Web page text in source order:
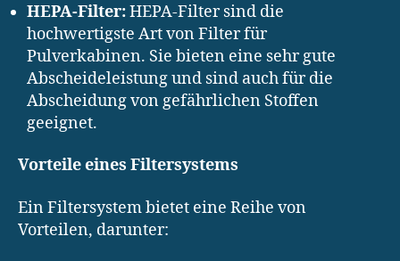
HEPA-Filter:HEPA-Filter sind die
hochwertigste Art von Filter für
Pulverkabinen. Sie bieten eine sehr gute
Abscheideleistung und sind auch für die
Abscheidung von gefährlichen Stoffen
geeignet.
Vorteile eines Filtersystems
Ein Filtersystem bietet eine Reihe von
Vorteilen, darunter: